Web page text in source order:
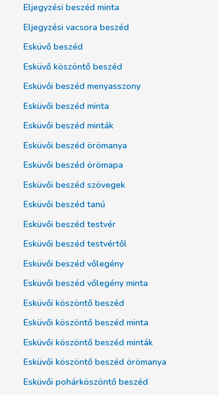
Eljegyzési beszéd minta
Eljegyzési vacsora beszéd
Esküvő beszéd
Esküvő köszöntő beszéd
Esküvői beszéd menyasszony
Esküvői beszéd minta
Esküvői beszéd minták
Esküvői beszéd örömanya
Esküvői beszéd örömapa
Esküvői beszéd szövegek
Esküvői beszéd tanú
Esküvői beszéd testvér
Esküvői beszéd testvértől
Esküvői beszéd vőlegény
Esküvői beszéd vőlegény minta
Esküvői köszöntő beszéd
Esküvői köszöntő beszéd minta
Esküvői köszöntő beszéd minták
Esküvői köszöntő beszéd örömanya
Esküvői pohárköszöntő beszéd